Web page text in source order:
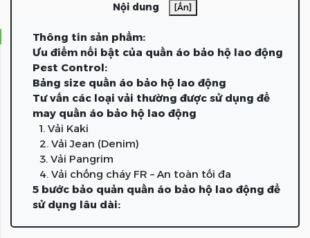
Nội dung [Ẩn]
Thông tin sản phẩm:
Ưu điểm nổi bật của quần áo bảo hộ lao động
Pest Control:
Bảng size quần áo bảo hộ lao động
Tư vấn các loại vải thường được sử dụng để
may quần áo bảo hộ lao động
1. Vải Kaki
2. Vải Jean (Denim)
3. Vải Pangrim
4. Vải chống cháy FR – An toàn tối đa
5 bước bảo quản quần áo bảo hộ lao động để
sử dụng lâu dài: